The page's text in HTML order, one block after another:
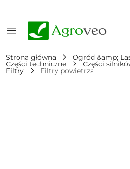
Strona główna Ogród &amp;
Części techniczne Części
Filtry Filtry powietrza